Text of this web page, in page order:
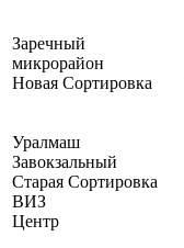
Заречный
микрорайон
Новая Сортировка
Уралмаш
Завокзальный
Старая Сортировка
ВИЗ
Центр